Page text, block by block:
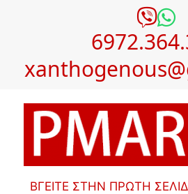
ΒΓΕΙΤΕ ΣΤΗΝ ΠΡΩΤΗ